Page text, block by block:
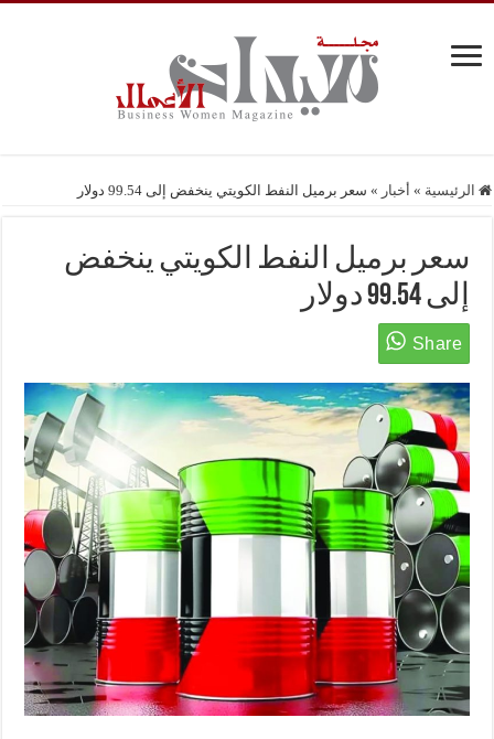
الرئيسية » أخبار » سعر برميل النفط الكويتي ينخفض إلى 99.54 دولار
سعر برميل النفط الكويتي ينخفض
إلى 99.54 دولار